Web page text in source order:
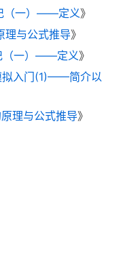
（一）——定义》
理与公式推导》
（一）——定义》
拟入门(1)——简介以
理与公式推导》